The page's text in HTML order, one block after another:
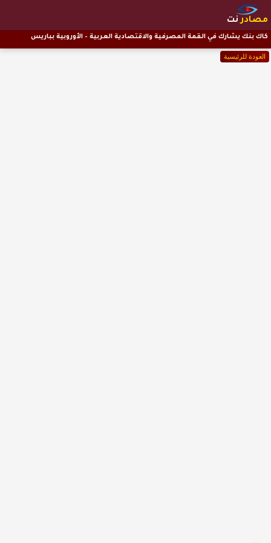
مصادرنت
العودة للرئيسية
كاك بنك يشارك في القمة المصرفية والاقتصادية العربية – الأوروبية بباريس